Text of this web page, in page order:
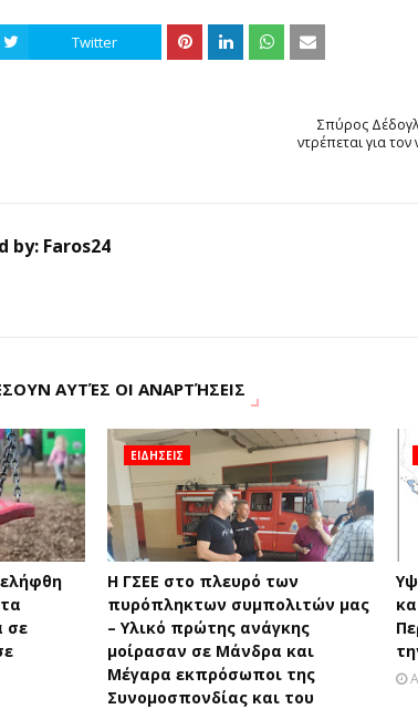
Twitter
Σπύρος
ντρέπεται για
by: Faros24
ΑΥΤΈΣ ΟΙ ΑΝΑΡΤΉΣΕΙΣ
σε
ΕΙΔΗΣΕΙΣ
H ΓΣΕΕ στο πλευρό των
πυρόπληκτων συμπολιτών μας
– Υλικό πρώτης ανάγκης
μοίρασαν σε Μάνδρα και
Μέγαρα εκπρόσωποι της
Συνομοσπονδίας και του